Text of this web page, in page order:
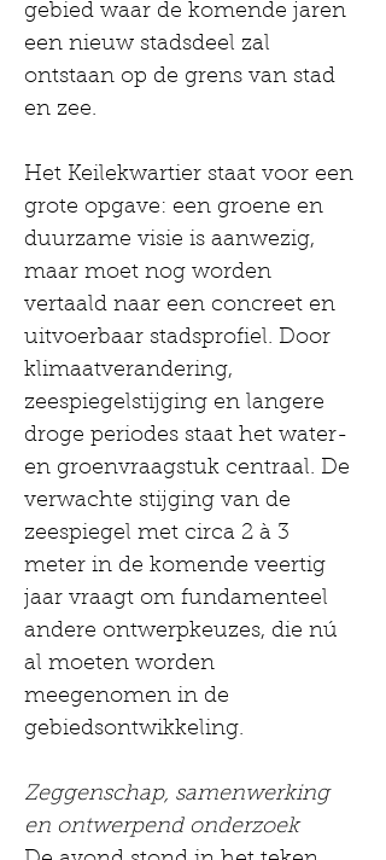
gebied waar de komende jaren
een nieuw stadsdeel zal
ontstaan op de grens van stad
en zee.
Het Keilekwartier staat voor een
grote opgave: een groene en
duurzame visie is aanwezig,
maar moet nog worden
vertaald naar een concreet en
uitvoerbaar stadsprofiel. Door
klimaatverandering,
zeespiegelstijging en langere
droge periodes staat het water-
en groenvraagstuk centraal. De
verwachte stijging van de
zeespiegel met circa 2 à 3
meter in de komende veertig
jaar vraagt om fundamenteel
andere ontwerpkeuzes, die nú
al moeten worden
meegenomen in de
gebiedsontwikkeling.
Zeggenschap, samenwerking
en ontwerpend onderzoek